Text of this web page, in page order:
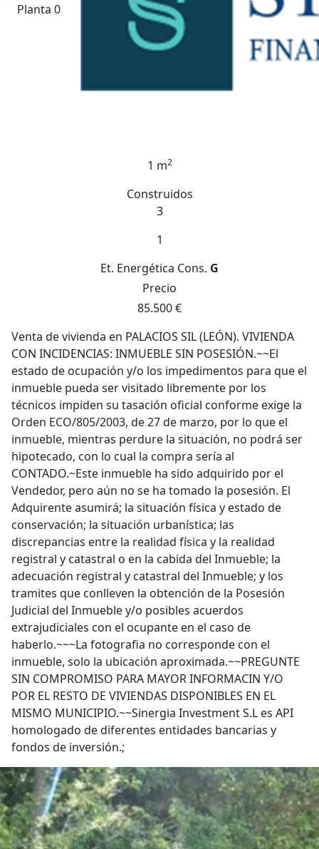
Planta 0
1 m2
Construidos
3
1
Et. Energética Cons. G
Precio
85.500 €
Venta de vivienda en PALACIOS SIL (LEÓN). VIVIENDA
CON INCIDENCIAS: INMUEBLE SIN POSESIÓN.~~El
estado de ocupación y/o los impedimentos para que el
inmueble pueda ser visitado libremente por los
técnicos impiden su tasación oficial conforme exige la
Orden ECO/805/2003, de 27 de marzo, por lo que el
inmueble, mientras perdure la situación, no podrá ser
hipotecado, con lo cual la compra sería al
CONTADO.~Este inmueble ha sido adquirido por el
Vendedor, pero aún no se ha tomado la posesión. El
Adquirente asumirá; la situación física y estado de
conservación; la situación urbanística; las
discrepancias entre la realidad física y la realidad
registral y catastral o en la cabida del Inmueble; la
adecuación registral y catastral del Inmueble; y los
tramites que conlleven la obtención de la Posesión
Judicial del Inmueble y/o posibles acuerdos
extrajudiciales con el ocupante en el caso de
haberlo.~~~La fotografia no corresponde con el
inmueble, solo la ubicación aproximada.~~PREGUNTE
SIN COMPROMISO PARA MAYOR INFORMACIN Y/O
POR EL RESTO DE VIVIENDAS DISPONIBLES EN EL
MISMO MUNICIPIO.~~Sinergia Investment S.L es API
homologado de diferentes entidades bancarias y
fondos de inversión.;